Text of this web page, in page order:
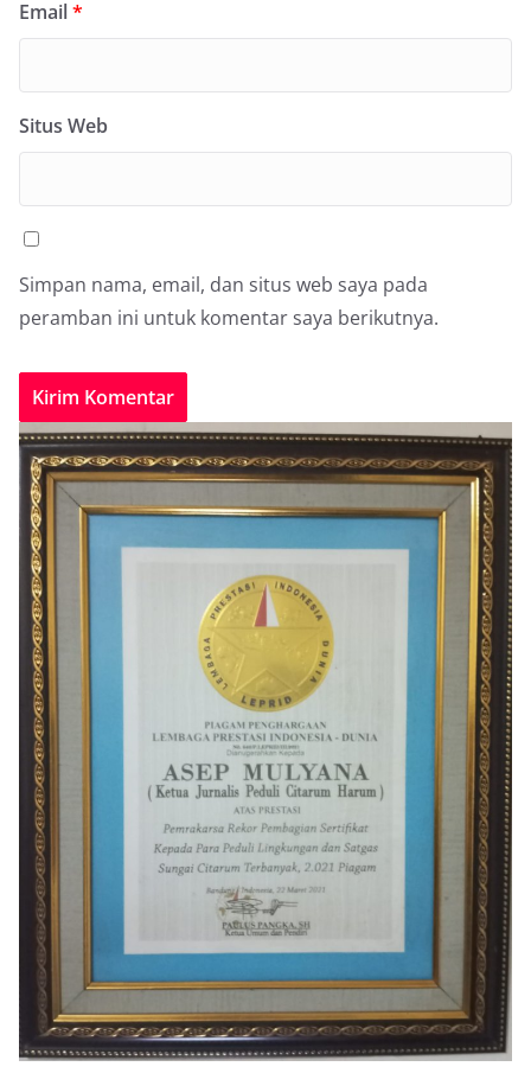
Email*
Situs Web
Simpan nama, email, dan situs web saya pada
peramban ini untuk komentar saya berikutnya.